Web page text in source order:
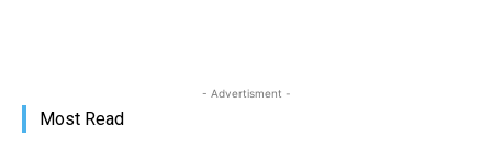
- Advertisment -
Most Read